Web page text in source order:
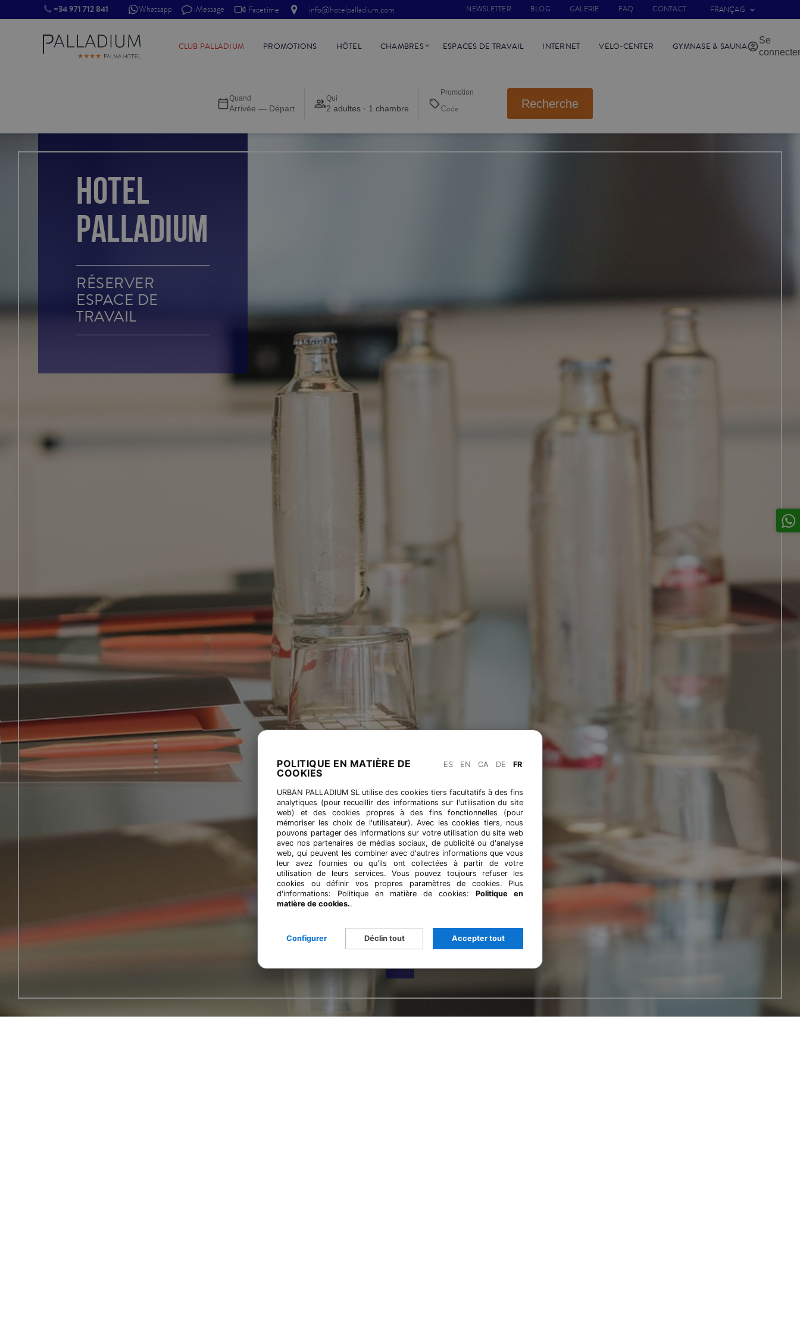
HOTEL
PALLADIUM
RÉSERVER
ESPACE DE
TRAVAIL
+34 971 712 841 Whatsapp iMessage Facetime info@hotelpalladium.com NEWSLETTER BLOG GALERIE FAQ CONTACT FRANÇAIS
CLUB PALLADIUM PROMOTIONS HÔTEL CHAMBRES ESPACES DE TRAVAIL INTERNET VELO-CENTER GYMNASE & SAUNA
Se
connecter
Quand
Arrivée — Départ
Qui
2 adultes · 1 chambre
Promotion
Recherche
ES EN CA DE FR
POLITIQUE EN MATIÈRE DE
COOKIES
URBAN PALLADIUM SL utilise des cookies tiers facultatifs à des fins
analytiques (pour recueillir des informations sur l'utilisation du site
web) et des cookies propres à des fins fonctionnelles (pour
mémoriser les choix de l'utilisateur). Avec les cookies tiers, nous
pouvons partager des informations sur votre utilisation du site web
avec nos partenaires de médias sociaux, de publicité ou d'analyse
web, qui peuvent les combiner avec d'autres informations que vous
leur avez fournies ou qu'ils ont collectées à partir de votre
utilisation de leurs services. Vous pouvez toujours refuser les
cookies ou définir vos propres paramètres de cookies. Plus
d'informations: Politique en matière de cookies: Politique en
matière de cookies..
Configurer Déclin tout Accepter tout
SINGLE RED
DOBLE RED
DOUBLE INN CATHÉDRALE